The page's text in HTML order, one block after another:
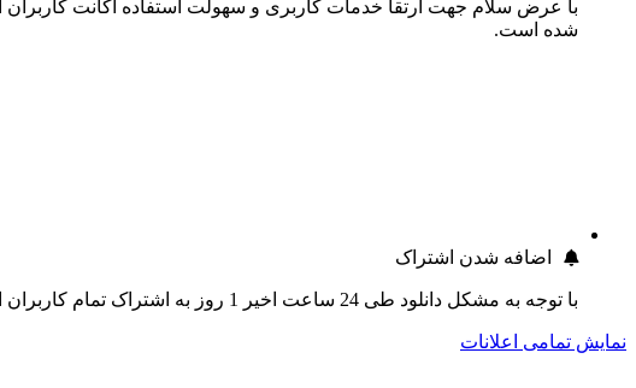
با عرض سلام جهت ارتقا خدمات کاربری و سهولت استفاده اکانت
شده است.
اضافه شدن اشتراک
با توجه به مشکل دانلود طی 24 ساعت اخیر 1 روز به اشتراک تمام کاربران اضافه گردید.
نمایش تمامی اعلانات